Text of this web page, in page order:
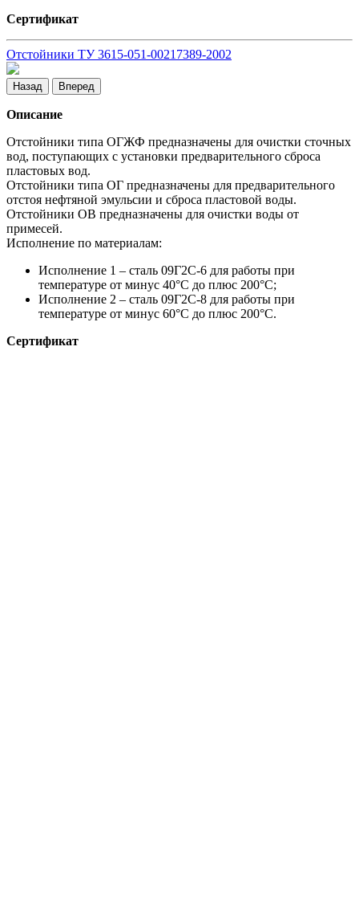
Сертификат
Отстойники ТУ 3615-051-00217389-2002
Назад Вперед
Описание
Отстойники типа ОГЖФ предназначены для очистки сточных
вод, поступающих с установки предварительного сброса
пластовых вод.
Отстойники типа ОГ предназначены для предварительного
отстоя нефтяной эмульсии и сброса пластовой воды.
Отстойники ОВ предназначены для очистки воды от
примесей.
Исполнение по материалам:
Исполнение 1 – сталь 09Г2С-6 для работы при
температуре от минус 40°С до плюс 200°С;
Исполнение 2 – сталь 09Г2С-8 для работы при
температуре от минус 60°С до плюс 200°С.
Сертификат